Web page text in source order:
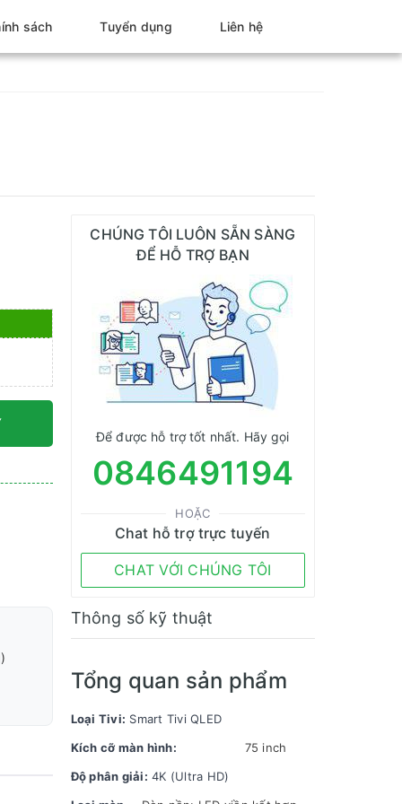
sách Tuyển dụng Liên hệ
CHÚNG TÔI LUÔN SẴN SÀNG
ĐỂ HỖ TRỢ BẠN
Để được hỗ trợ tốt nhất. Hãy gọi
0846491194
HOẶC
Chat hỗ trợ trực tuyến
CHAT VỚI CHÚNG TÔI
Thông số kỹ thuật
Tổng quan sản phẩm
Loại Tivi: Smart Tivi QLED
Kích cỡ màn hình:
75 inch
Độ phân giải: 4K (Ultra HD)